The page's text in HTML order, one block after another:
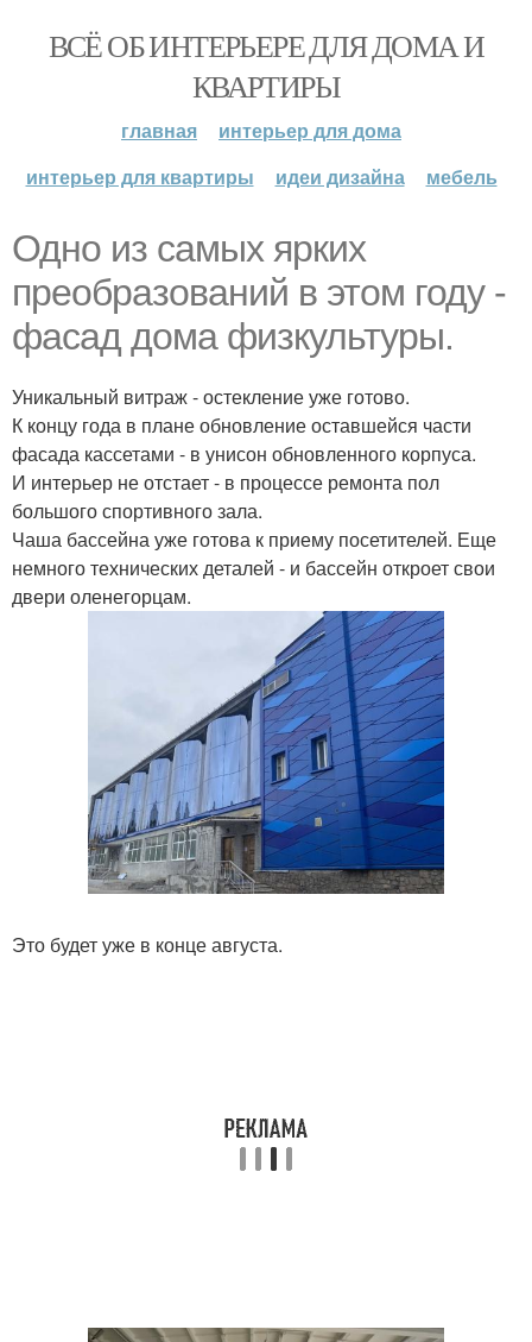
ВСЁ ОБ ИНТЕРЬЕРЕ ДЛЯ ДОМА И
КВАРТИРЫ
главная
интерьер для дома
интерьер для квартиры
идеи дизайна мебель
Одно из самых ярких
преобразований в этом году -
фасад дома физкультуры.
Уникальный витраж - остекление уже готово.
К концу года в плане обновление оставшейся части
фасада кассетами - в унисон обновленного корпуса.
И интерьер не отстает - в процессе ремонта пол
большого спортивного зала.
Чаша бассейна уже готова к приему посетителей. Еще
немного технических деталей - и бассейн откроет свои
двери оленегорцам.
Это будет уже в конце августа.